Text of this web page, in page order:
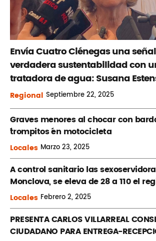
Envía Cuatro Ciénegas una
verdadera sustentabilidad con
tratadora de agua: Susana
Regional Septiembre22, 2025
Graves menores al chocar con
´trompitos ´en motocicleta
Locales Marzo23, 2025
A control sanitario las
Monclova, se eleva de 28 a 110 el
Locales Febrero2, 2025
PRESENTA CARLOS VILLARREAL
CIUDADANO PARA ENTREGA-